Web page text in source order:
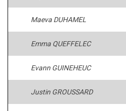
Maeva DUHAMEL
Emma QUEFFELEC
Evann GUINEHEUC
Justin GROUSSARD